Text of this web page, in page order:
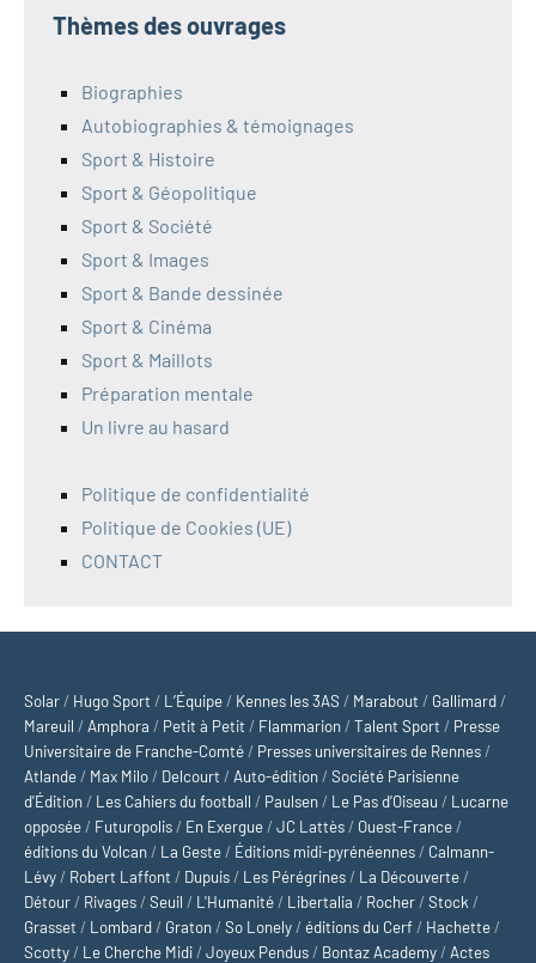
Thèmes des ouvrages
Biographies
Autobiographies & témoignages
Sport & Histoire
Sport & Géopolitique
Sport & Société
Sport & Images
Sport & Bande dessinée
Sport & Cinéma
Sport & Maillots
Préparation mentale
Un livre au hasard
Politique de confidentialité
Politique de Cookies (UE)
CONTACT
Solar / Hugo Sport / L’Équipe / Kennes les 3AS / Marabout / Gallimard /
Mareuil / Amphora / Petit à Petit / Flammarion /Talent Sport / Presse
Universitaire de Franche-Comté / Presses universitaires de Rennes /
Atlande / Max Milo / Delcourt / Auto-édition /Société Parisienne
d'Édition / Les Cahiers du football / Paulsen / Le Pas d’Oiseau / Lucarne
opposée / Futuropolis / En Exergue /JC Lattès / Ouest-France /
éditions du Volcan / La Geste / Éditions midi-pyrénéennes / Calmann-
Lévy / Robert Laffont / Dupuis / Les Pérégrines / La Découverte /
Détour / Rivages /Seuil / L'Humanité / Libertalia / Rocher /Stock /
Grasset / Lombard / Graton /So Lonely /éditions du Cerf / Hachette /
Scotty / Le Cherche Midi /Joyeux Pendus / Bontaz Academy / Actes